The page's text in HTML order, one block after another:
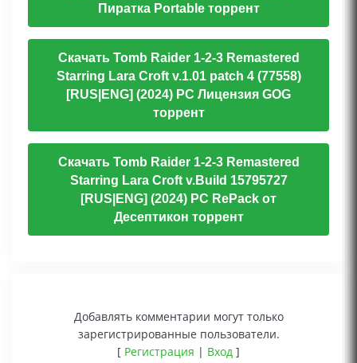
Пиратка Portable торрент
Скачать Tomb Raider 1-2-3 Remastered
Starring Lara Croft v.1.01 patch 4 (77558)
[RUS|ENG] (2024) PC Лицензия GOG
торрент
Скачать Tomb Raider 1-2-3 Remastered
Starring Lara Croft v.Build 15795727
[RUS|ENG] (2024) PC RePack от
Десептикон торрент
Добавлять комментарии могут только
зарегистрированные пользователи.
[ Регистрация | Вход ]